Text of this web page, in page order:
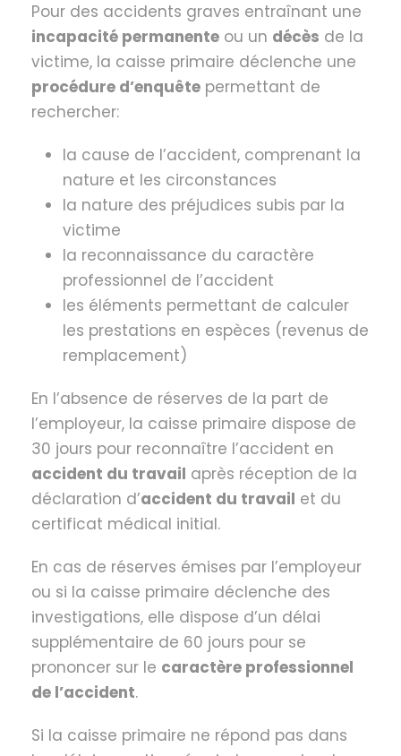
Pour des accidents graves entraînant une
incapacité permanente ou un décès de la
victime, la caisse primaire déclenche une
procédure d’enquête permettant de
rechercher:
la cause de l’accident, comprenant la
nature et les circonstances
la nature des préjudices subis par la
victime
la reconnaissance du caractère
professionnel de l’accident
les éléments permettant de calculer
les prestations en espèces (revenus de
remplacement)
En l’absence de réserves de la part de
l’employeur, la caisse primaire dispose de
30 jours pour reconnaître l’accident en
accident du travail après réception de la
déclaration d’accident du travail et du
certificat médical initial.
En cas de réserves émises par l’employeur
ou si la caisse primaire déclenche des
investigations, elle dispose d’un délai
supplémentaire de 60 jours pour se
prononcer sur le caractère professionnel
de l’accident.
Si la caisse primaire ne répond pas dans